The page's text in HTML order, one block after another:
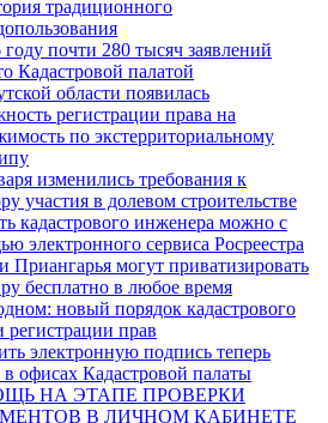
традиционного
почти 280 тысяч заявлений
Кадастровой палатой
области появилась
регистрации права на
по экстерриториальному
изменились требования к
участия в долевом строительстве
кадастрового инженера можно с
электронного сервиса Росреестра
Приангарья могут приватизировать
бесплатно в любое время
новый порядок кадастрового
регистрации прав
электронную подпись теперь
офисах Кадастровой палаты
НА ЭТАПЕ ПРОВЕРКИ
В ЛИЧНОМ КАБИНЕТЕ